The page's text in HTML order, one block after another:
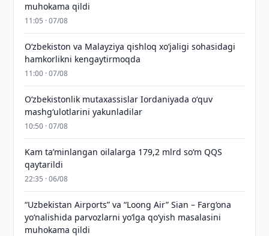
muhokama qildi
11:05 · 07/08
Oʻzbekiston va Malayziya qishloq xoʻjaligi sohasidagi
hamkorlikni kengaytirmoqda
11:00 · 07/08
Oʻzbekistonlik mutaxassislar Iordaniyada oʻquv
mashgʻulotlarini yakunladilar
10:50 · 07/08
Kam taʼminlangan oilalarga 179,2 mlrd so‘m QQS
qaytarildi
22:35 · 06/08
“Uzbekistan Airports” va “Loong Air” Sian – Farg‘ona
yo‘nalishida parvozlarni yo‘lga qo‘yish masalasini
muhokama qildi